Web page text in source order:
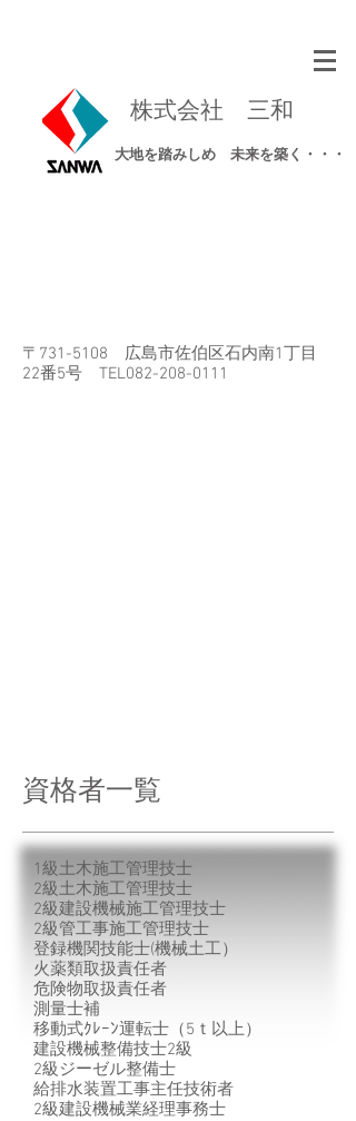
​株式会社 三和
​大地を踏みしめ 未来を築く・・・
〒731-5108 広島市佐伯区石内南1丁目
22番5号​ TEL082-208-0111
​資格者一覧
1級土木施工管理技士
2級土木施工管理技士
2級建設機械施工管理技士
2級管工事施工管理技士
登録機関技能士(機械土工）
火薬類取扱責任者
危険物取扱責任者
測量士補
移動式ｸﾚｰﾝ運転士（5ｔ以上）
建設機械整備技士2級
2級ジーゼル整備士
給排水装置工事主任技術者
2級建設機械業経理事務士